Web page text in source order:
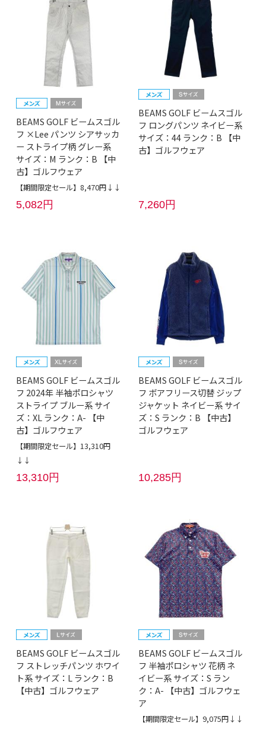
BEAMS GOLF ビームスゴル
フ ×Lee パンツ シアサッカ
ー ストライプ柄 グレー系
サイズ：M ランク：B 【中
古】ゴルフウェア
【期間限定セール】8,470円↓↓
5,082円
BEAMS GOLF ビームスゴル
フ ロングパンツ ネイビー系
サイズ：44 ランク：B 【中
古】ゴルフウェア
7,260円
BEAMS GOLF ビームスゴル
フ 2024年 半袖ポロシャツ
ストライプ ブルー系 サイ
ズ：XL ランク：A- 【中
古】ゴルフウェア
【期間限定セール】13,310円
↓↓
13,310円
BEAMS GOLF ビームスゴル
フ ボアフリース切替 ジップ
ジャケット ネイビー系 サイ
ズ：S ランク：B 【中古】
ゴルフウェア
10,285円
BEAMS GOLF ビームスゴル
フ ストレッチパンツ ホワイ
ト系 サイズ：L ランク：B
【中古】ゴルフウェア
BEAMS GOLF ビームスゴル
フ 半袖ポロシャツ 花柄 ネ
イビー系 サイズ：S ラン
ク：A- 【中古】ゴルフウェ
ア
【期間限定セール】9,075円↓↓